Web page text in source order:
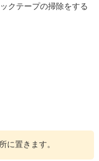
クテープの掃除をする
に置きます。